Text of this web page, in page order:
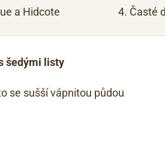
a Hidcote
Časté
šedými listy
se sušší vápnitou půdou